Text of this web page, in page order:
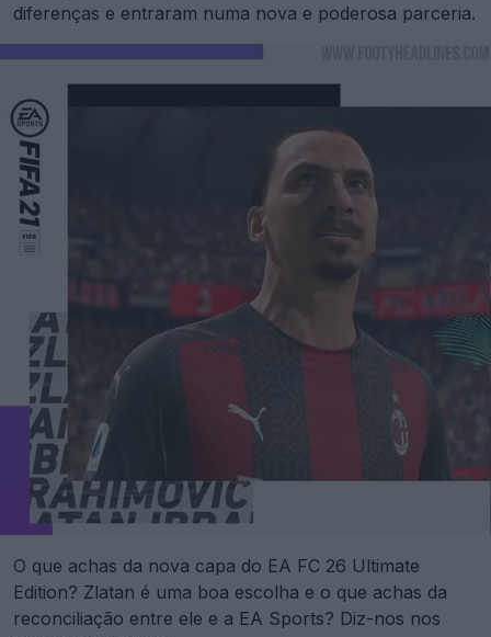
diferenças e entraram numa nova e poderosa parceria.
O que achas da nova capa do EA FC 26 Ultimate
Edition? Zlatan é uma boa escolha e o que achas da
reconciliação entre ele e a EA Sports? Diz-nos nos